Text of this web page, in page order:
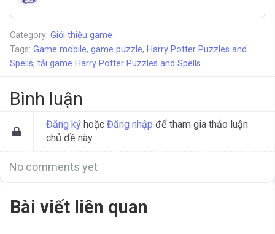
Category: Giới thiệu game
Tags: Game mobile, game puzzle, Harry Potter Puzzles and
Spells, tải game Harry Potter Puzzles and Spells
Bình luận
Đăng ký hoặc Đăng nhập để tham gia thảo luận
chủ đề này.
No comments yet
Bài viết liên quan